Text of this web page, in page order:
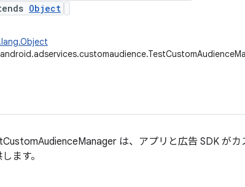
Object
は、アプリと広告 SDK が
ます。